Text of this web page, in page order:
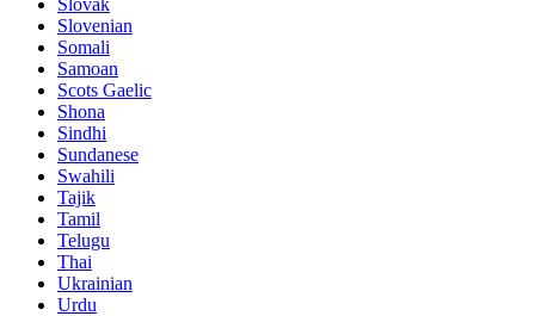
Slovenian
Somali
Samoan
Scots Gaelic
Shona
Sindhi
Sundanese
Swahili
Tajik
Tamil
Telugu
Thai
Ukrainian
Urdu